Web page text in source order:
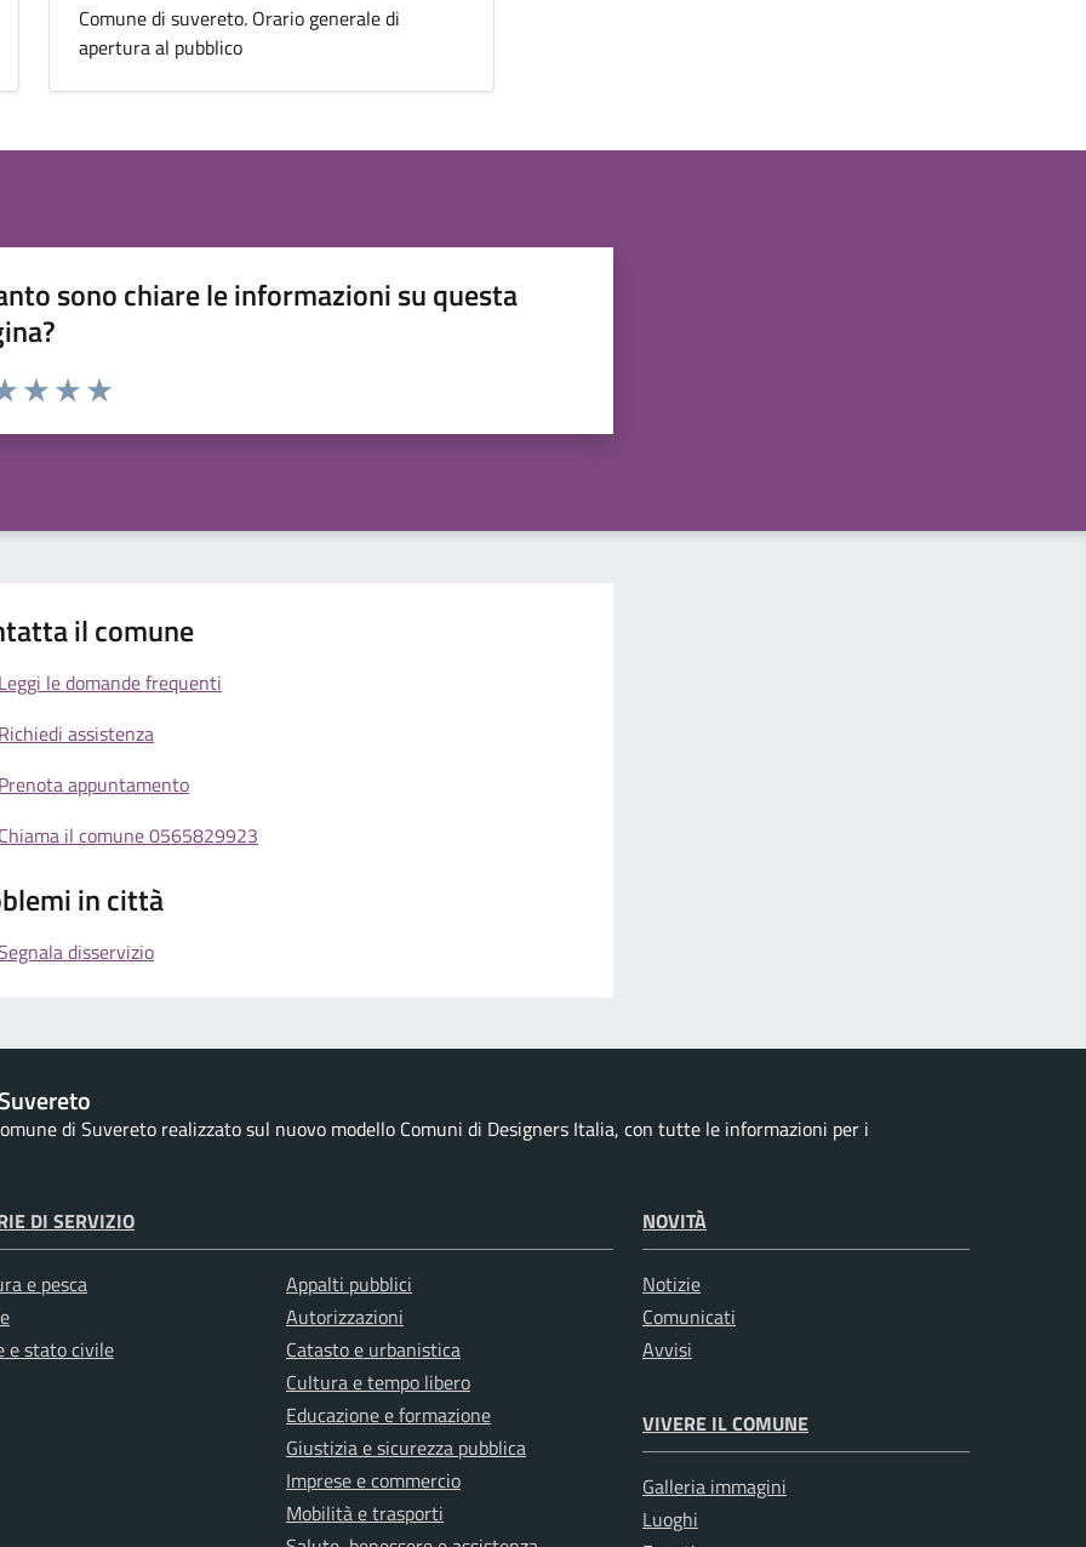
Comune di suvereto. Orario generale di
apertura al pubblico
sono chiare le informazioni su questa
1 a 5 stelle la pagina
il comune
le domande frequenti
assistenza
appuntamento
il comune 0565829923
in città
disservizio
di Suvereto realizzato sul nuovo modello Comuni di Designers Italia, con tutte le informazioni per i
DI SERVIZIO
e pesca
e stato civile
Appalti pubblici
Autorizzazioni
Catasto e urbanistica
Cultura e tempo libero
Educazione e formazione
Giustizia e sicurezza pubblica
Imprese e commercio
Mobilità e trasporti
NOVITÀ
Notizie
Comunicati
Avvisi
VIVERE IL COMUNE
Galleria immagini
Luoghi